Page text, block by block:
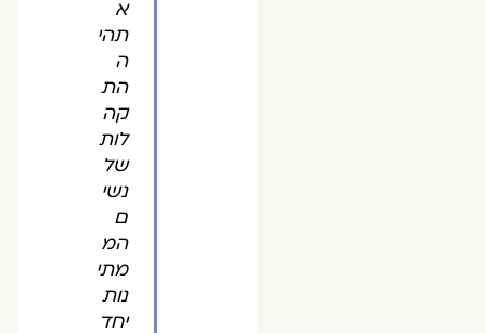
א
תהי
ה
הת
קה
לות
של
נשי
ם
המ
מתי
נות
יחד